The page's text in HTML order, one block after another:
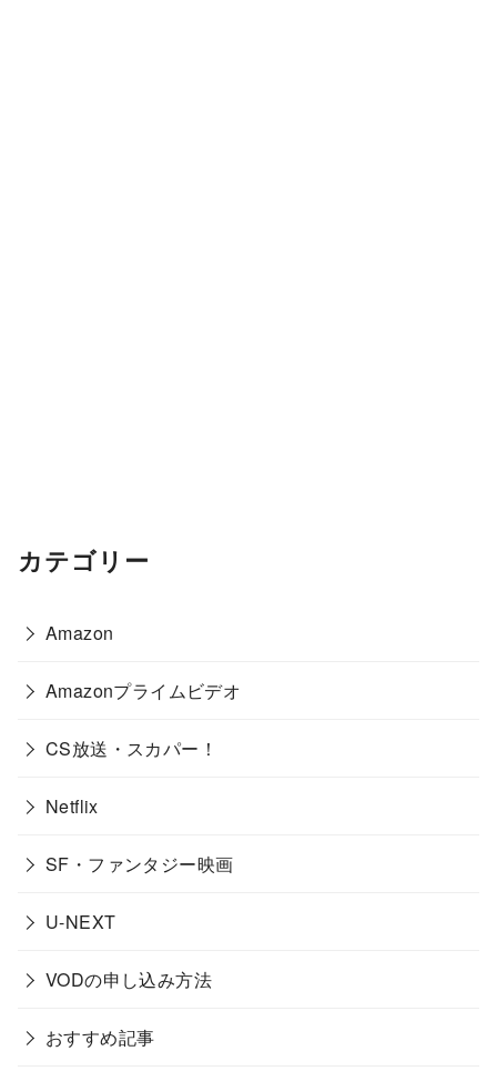
カテゴリー
Amazon
Amazonプライムビデオ
CS放送・スカパー！
Netflix
SF・ファンタジー映画
U-NEXT
VODの申し込み方法
おすすめ記事